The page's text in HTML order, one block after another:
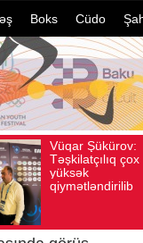
Boks Cüdo
2 milyonluq
Baxış
04, 2026